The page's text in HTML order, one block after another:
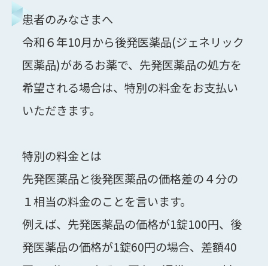
患者のみなさまへ
令和６年10月から後発医薬品(ジェネリック
医薬品)があるお薬で、先発医薬品の処方を
希望される場合は、特別の料金をお支払い
いただきます。
特別の料金とは
先発医薬品と後発医薬品の価格差の４分の
１相当の料金のことを言います。
例えば、先発医薬品の価格が1錠100円、後
発医薬品の価格が1錠60円の場合、差額40